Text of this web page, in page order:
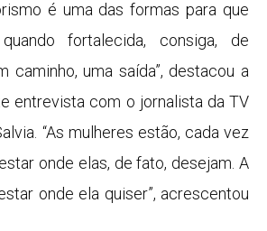
é uma das formas para que
fortalecida, consiga, de
caminho, uma saída”, destacou a
entrevista com o jornalista da TV
“As mulheres estão, cada vez
onde elas, de fato, desejam. A
onde ela quiser”, acrescentou